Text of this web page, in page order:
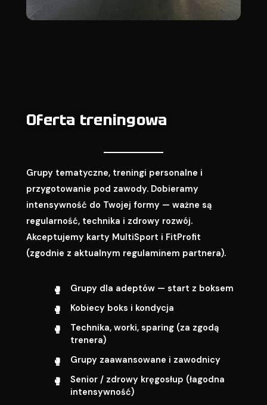
Oferta treningowa
Grupy tematyczne, treningi personalne i
przygotowanie pod zawody. Dobieramy
intensywność do Twojej formy — ważne są
regularność, technika i zdrowy rozwój.
Akceptujemy karty MultiSport i FitProfit
(zgodnie z aktualnym regulaminem partnera).
Grupy dla adeptów — start z boksem
Kobiecy boks i kondycja
Technika, worki, sparing (za zgodą
trenera)
Grupy zaawansowane i zawodnicy
Senior / zdrowy kręgosłup (łagodna
intensywność)